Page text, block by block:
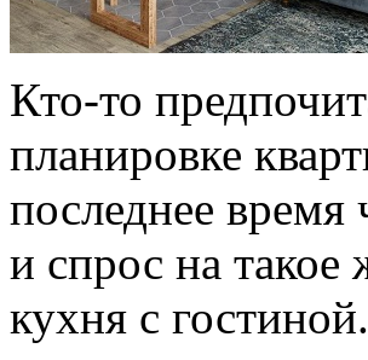
Кто-то
планировке
последнее
и спрос на такое
кухня с гостиной.